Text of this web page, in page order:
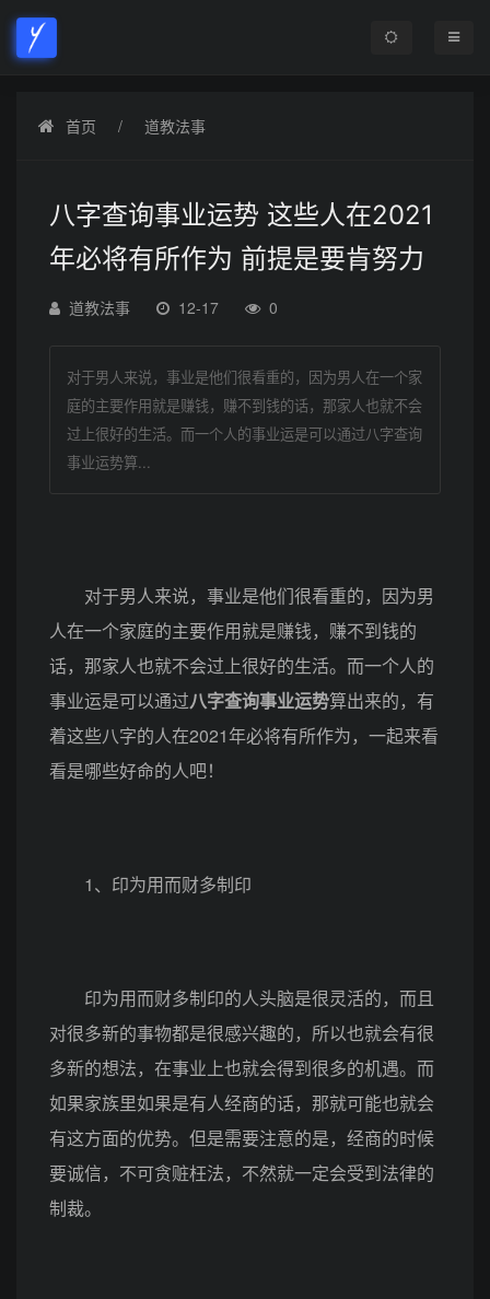
首页 道教法事
八字查询事业运势 这些人在2021
年必将有所作为 前提是要肯努力
道教法事 12-17 0
对于男人来说，事业是他们很看重的，因为男人在一个家
庭的主要作用就是赚钱，赚不到钱的话，那家人也就不会
过上很好的生活。而一个人的事业运是可以通过八字查询
事业运势算...
对于男人来说，事业是他们很看重的，因为男
人在一个家庭的主要作用就是赚钱，赚不到钱的
话，那家人也就不会过上很好的生活。而一个人的
事业运是可以通过八字查询事业运势算出来的，有
着这些八字的人在2021年必将有所作为，一起来看
看是哪些好命的人吧！
1、印为用而财多制印
印为用而财多制印的人头脑是很灵活的，而且
对很多新的事物都是很感兴趣的，所以也就会有很
多新的想法，在事业上也就会得到很多的机遇。而
如果家族里如果是有人经商的话，那就可能也就会
有这方面的优势。但是需要注意的是，经商的时候
要诚信，不可贪赃枉法，不然就一定会受到法律的
制裁。